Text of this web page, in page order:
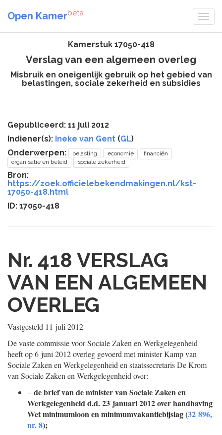
Open Kamerbeta
Kamerstuk 17050-418
Verslag van een algemeen overleg
Misbruik en oneigenlijk gebruik op het gebied van
belastingen, sociale zekerheid en subsidies
Gepubliceerd: 11 juli 2012
Indiener(s): Ineke van Gent (GL)
Onderwerpen:
belasting economie
financiën
organisatie en beleid
sociale zekerheid
Bron:
https://zoek.officielebekendmakingen.nl/kst-
17050-418.html
ID: 17050-418
Nr. 418 VERSLAG
VAN EEN ALGEMEEN
OVERLEG
Vastgesteld 11 juli 2012
De vaste commissie voor Sociale Zaken en Werkgelegenheid
heeft op 6 juni 2012 overleg gevoerd met minister Kamp van
Sociale Zaken en Werkgelegenheid en staatssecretaris De Krom
van Sociale Zaken en Werkgelegenheid over:
−de brief van de minister van Sociale Zaken en
Werkgelegenheid d.d. 23 januari 2012 over handhaving
Wet minimumloon en minimumvakantiebijslag (32 896,
nr. 8);